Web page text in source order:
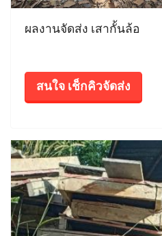
ผลงานจัดส่ง เสากั้นล้อ
สนใจ เช็กคิวจัดส่ง